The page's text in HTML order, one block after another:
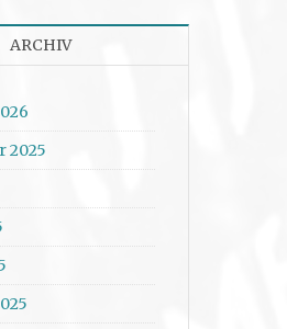
ARCHIV
2025